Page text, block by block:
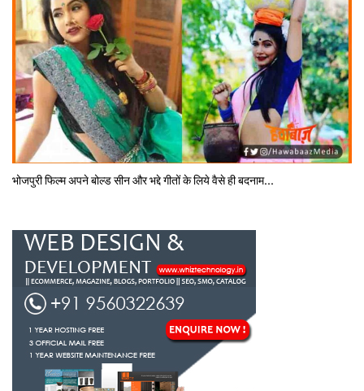
भोजपुरी फिल्‍म अपने बोल्‍ड सीन और भद्दे गीतों के लिये वैसे ही बदनाम...